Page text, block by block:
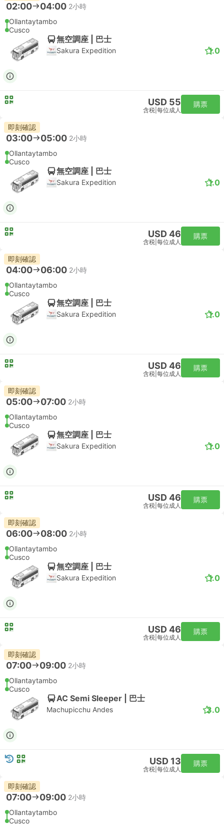
02:00 04:00 2小時
Ollantaytambo
Cusco
無空調座 | 巴士
Sakura Expedition 1.0
USD 55
含税 每位成人
購票
即刻確認
03:00 05:00 2小時
Ollantaytambo
Cusco
無空調座 | 巴士
Sakura Expedition 1.0
USD 46
含税 每位成人
購票
即刻確認
04:00 06:00 2小時
Ollantaytambo
Cusco
無空調座 | 巴士
Sakura Expedition 1.0
USD 46
含税 每位成人
購票
即刻確認
05:00 07:00 2小時
Ollantaytambo
Cusco
無空調座 | 巴士
Sakura Expedition 1.0
USD 46
含税 每位成人
購票
即刻確認
06:00 08:00 2小時
Ollantaytambo
Cusco
無空調座 | 巴士
Sakura Expedition 1.0
USD 46
含税 每位成人
購票
即刻確認
07:00 09:00 2小時
Ollantaytambo
Cusco
AC Semi Sleeper | 巴士
Machupicchu Andes 3.0
USD 13
含税 每位成人
購票
即刻確認
07:00 09:00 2小時
Ollantaytambo
Cusco